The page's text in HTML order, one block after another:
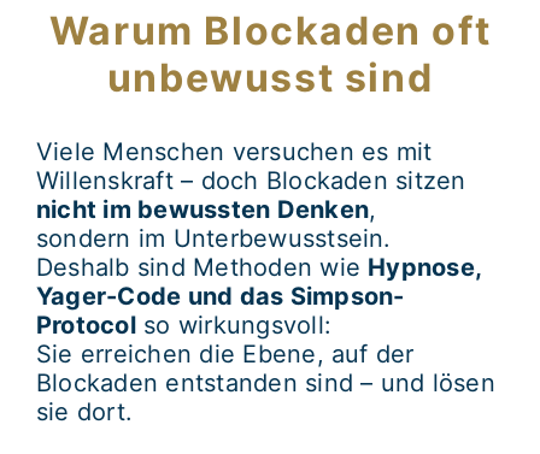
Warum Blockaden oft
unbewusst sind
Viele Menschen versuchen es mit
Willenskraft – doch Blockaden sitzen
nicht im bewussten Denken,
sondern im Unterbewusstsein.
Deshalb sind Methoden wie Hypnose,
Yager-Code und das Simpson-
Protocolso wirkungsvoll:
Sie erreichen die Ebene, auf der
Blockaden entstanden sind – und lösen
sie dort.